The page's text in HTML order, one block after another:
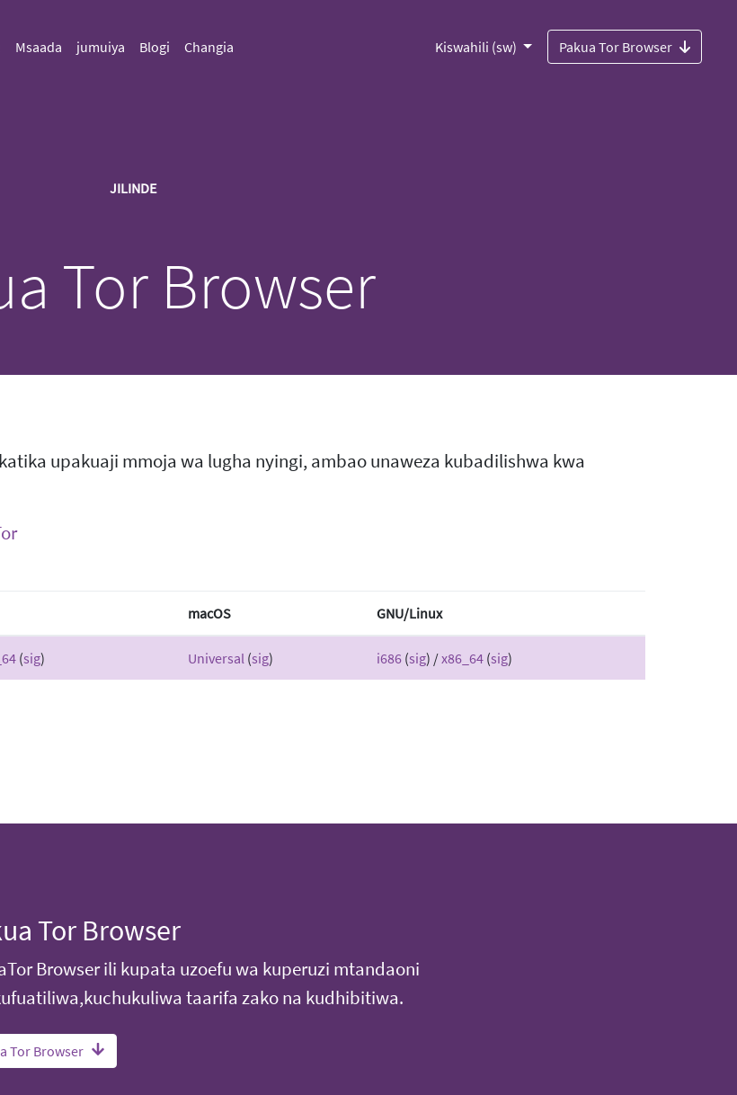
Msaada jumuiya Blogi Changia Kiswahili (sw) Pakua Tor Browser
JILINDE
Tor Browser
katika upakuaji mmoja wa lugha nyingi, ambao unaweza kubadilishwa kwa
macOS GNU/Linux
(sig) Universal (sig) i686 (sig) /x86_64 (sig)
Tor Browser
Browser ili kupata uzoefu wa kuperuzi mtandaoni
taarifa zako na kudhibitiwa.
Tor Browser